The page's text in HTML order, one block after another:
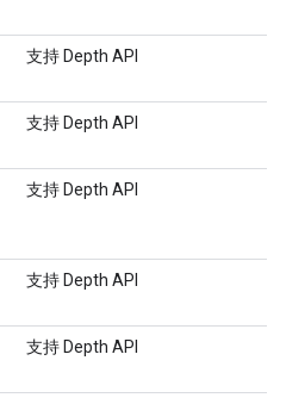
支持 Depth API
支持 Depth API
支持 Depth API
支持 Depth API
支持 Depth API